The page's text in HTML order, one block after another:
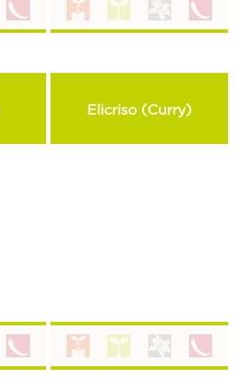
Elicriso (Curry)